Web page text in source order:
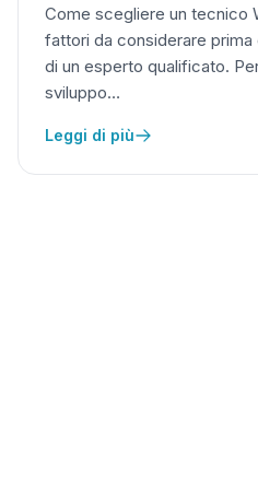
Come scegliere un tecnico
fattori da considerare prima
di un esperto qualificato.
sviluppo…
Leggi di più